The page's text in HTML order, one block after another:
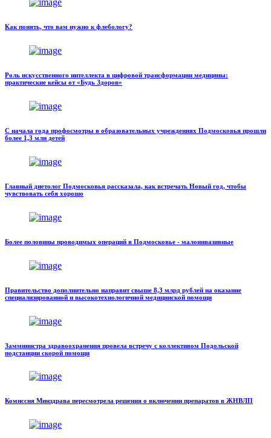
Как понять, что вам нужно к флебологу?
Роль искусственного интеллекта в цифровой трансформации медицины:
практические кейсы от «Будь Здоров»
С начала года профосмотры в образовательных учреждениях Подмосковья прошли
более 1,3 млн детей
Главный диетолог Подмосковья рассказала, как встречать Новый год, чтобы
чувствовать себя хорошо
Более половины проводимых операций в Подмосковье - малоинвазивные
Правительство дополнительно направит свыше 8,3 млрд рублей на оказание
специализированной и высокотехнологичной медицинской помощи
Замминистра здравоохранения провела встречу с коллективом Подольской
подстанции скорой помощи
Комиссия Минздрава пересмотрела решения о включении препаратов в ЖНВЛП